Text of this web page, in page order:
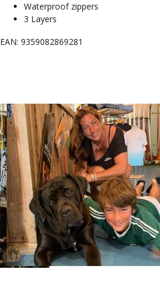
Waterproof zippers
3 Layers
EAN: 9359082869281